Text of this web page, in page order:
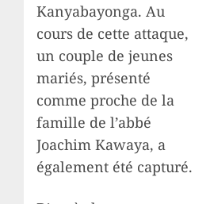
Kanyabayonga. Au
cours de cette attaque,
un couple de jeunes
mariés, présenté
comme proche de la
famille de l’abbé
Joachim Kawaya, a
également été capturé.